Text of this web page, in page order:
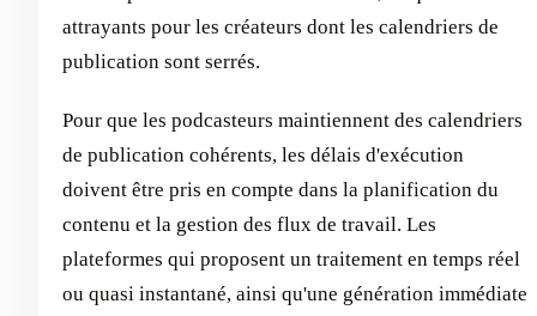
attrayants pour les créateurs dont les calendriers de
publication sont serrés.
Pour que les podcasteurs maintiennent des calendriers
de publication cohérents, les délais d'exécution
doivent être pris en compte dans la planification du
contenu et la gestion des flux de travail. Les
plateformes qui proposent un traitement en temps réel
ou quasi instantané, ainsi qu'une génération immédiate